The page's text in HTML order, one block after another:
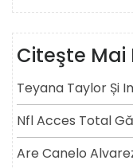
Citeşte Mai
Teyana Taylor Și
Nfl Acces Total
Are Canelo